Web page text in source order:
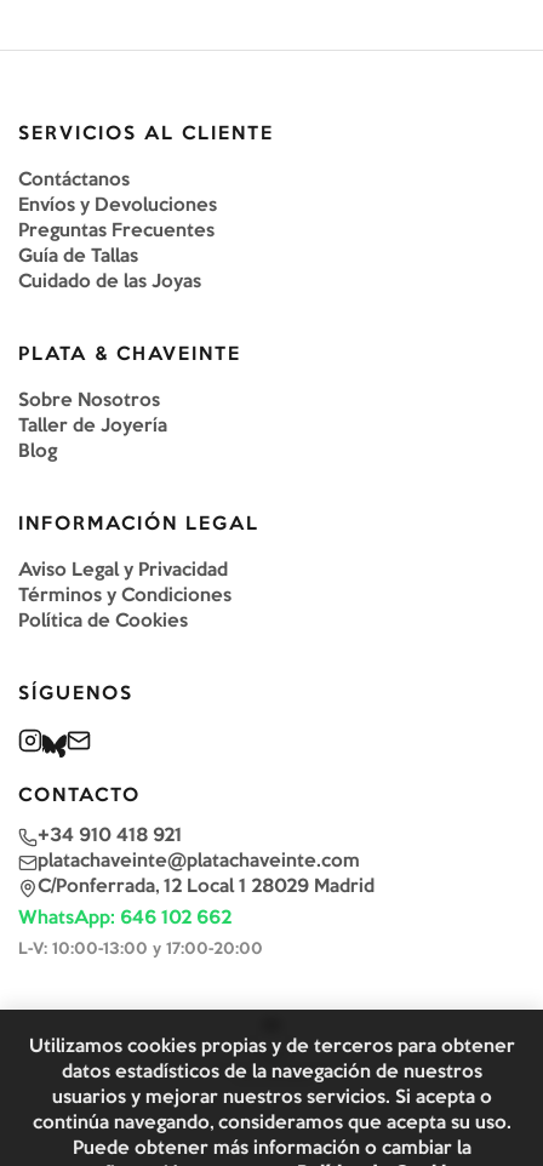
SERVICIOS AL CLIENTE
Contáctanos
Envíos y Devoluciones
Preguntas Frecuentes
Guía de Tallas
Cuidado de las Joyas
PLATA & CHAVEINTE
Sobre Nosotros
Taller de Joyería
Blog
INFORMACIÓN LEGAL
Aviso Legal y Privacidad
Términos y Condiciones
Política de Cookies
SÍGUENOS
CONTACTO
+34 910 418 921
platachaveinte@platachaveinte.com
C/Ponferrada, 12 Local 1 28029 Madrid
WhatsApp: 646 102 662
L-V: 10:00-13:00 y 17:00-20:00
Utilizamos cookies propias y de terceros para obtener
datos estadísticos de la navegación de nuestros
usuarios y mejorar nuestros servicios. Si acepta o
continúa navegando, consideramos que acepta su uso.
Puede obtener más información o cambiar la